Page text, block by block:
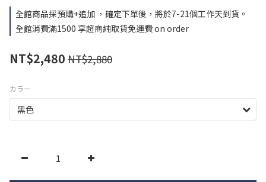
全館商品採預購+追加 ，確定下單後，將於7-21個工作天到貨。
全館消費滿1500 享超商純取貨免運費 on order
NT$2,480 NT$2,880
カラー